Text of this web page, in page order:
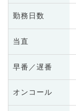
勤務日数
当直
早番／遅番
オンコール